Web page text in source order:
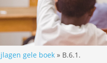
gele boek » B.6.1.